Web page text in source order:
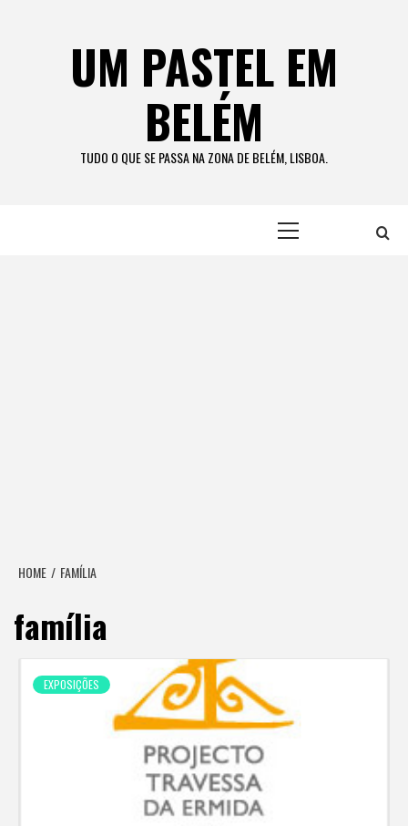
UM PASTEL EM
BELÉM
TUDO O QUE SE PASSA NA ZONA DE BELÉM, LISBOA.
HOME FAMÍLIA
família
EXPOSIÇÕES